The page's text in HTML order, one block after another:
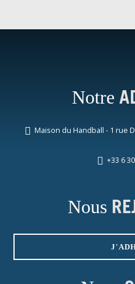
Notre
Maison du Handball - 1 rue
+33 6
Nous